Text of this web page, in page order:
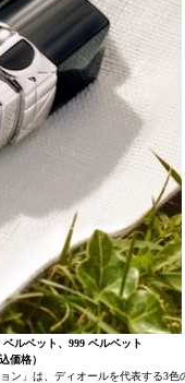
ルベット、999 ベルベット
価格）
ン」は、ディオールを代表する3色